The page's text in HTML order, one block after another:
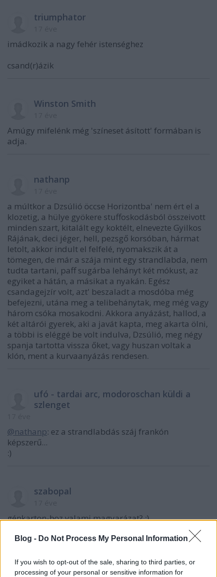
Blog - Do Not Process My Personal Information
If you wish to opt-out of the sale, sharing to third parties, or
processing of your personal or sensitive information for
triumphator
imádkozik a nagy fehér istenséghez
csand(r)ázik
Winston Smith
Amúgy mifelénk még 'színeset ásított' formában is
adja.
nathanp
a múltkor a Dzsúlió öccse Horizontba' nem ért el a
klozetig, a hülye gyökere stuffoskodásból összeivott
minden szart, kitalált egy koktélt, elnevezte Gyilkos
Rájának, deci jéger, hell, pezsgő korsóban, hármat
letolt, akkor indult el felfelé, nyomakszik át a
tömegen, de már a szája mint egy strandlabda, nem
tudta tartani, paff sugárba lehányt két mókust, az
egyiket a hátán, a másikat a nyakán. Egész
csandagejzír volt, azt' beszaladt a mosdóba még
befejezni, utána meg a telibehánytak, meg még vagy
három csóka mosakodni. Akkora anyázást, hallod, a
két altárói gyerek, aki a javát kapta, meg akarta ölni,
a többi is eléggé be volt indulva, Dzsúlió, meg négy
spanja tartotta vissza őket, vagy huszan voltak a
klón, ment a kurvaanyázás rendesen.
ufó - tardai arc, modoroschan küldi a
szlenget
@nathanp: ez a strandlabdás száj frankón
képszerű...
:)
szabopal
génkarton-hoz valami magyarázat? :)
17 éve